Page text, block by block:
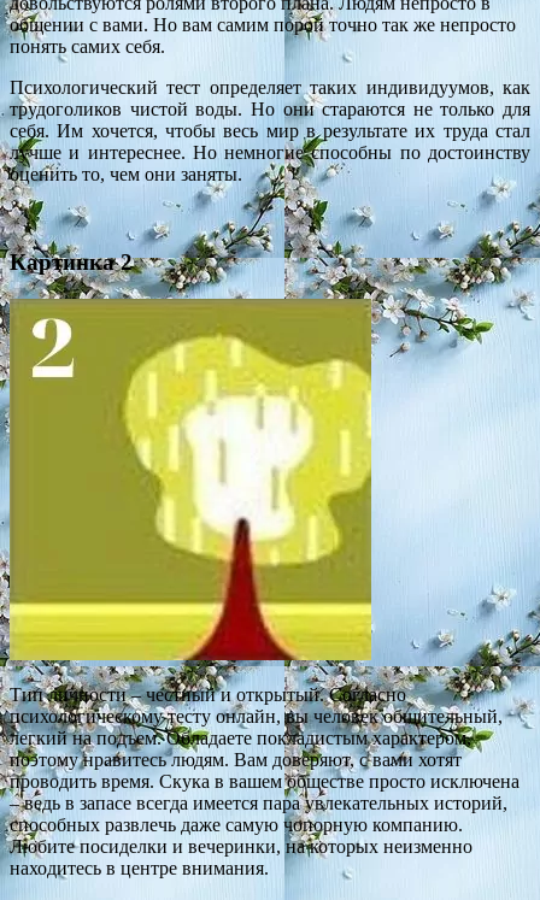
общении с вами. Но вам самим порой точно так же непросто
понять самих себя.
Психологический тест определяет таких индивидуумов, как
трудоголиков чистой воды. Но они стараются не только для
себя. Им хочется, чтобы весь мир в результате их труда стал
лучше и интереснее. Но немногие способны по достоинству
оценить то, чем они заняты.
Картинка 2
Тип личности – честный и открытый. Согласно
психологическому тесту онлайн, вы человек общительный,
легкий на подъем. Обладаете покладистым характером,
поэтому нравитесь людям. Вам доверяют, с вами хотят
проводить время. Скука в вашем обществе просто исключена
– ведь в запасе всегда имеется пара увлекательных историй,
способных развлечь даже самую чопорную компанию.
Любите посиделки и вечеринки, на которых неизменно
находитесь в центре внимания.